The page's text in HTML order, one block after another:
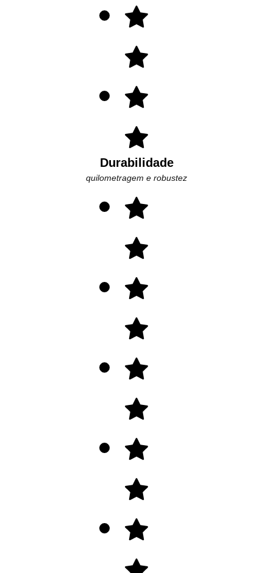
Durabilidade
quilometragem e robustez